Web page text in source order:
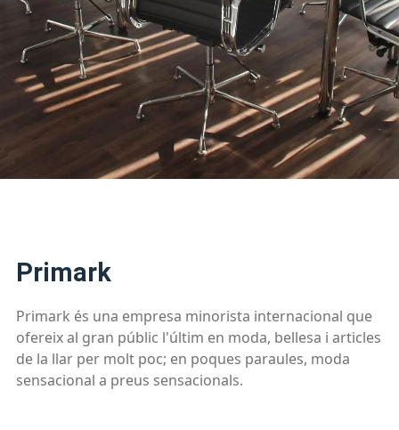
Primark
Primark és una empresa minorista internacional que
ofereix al gran públic l'últim en moda, bellesa i articles
de la llar per molt poc; en poques paraules, moda
sensacional a preus sensacionals.